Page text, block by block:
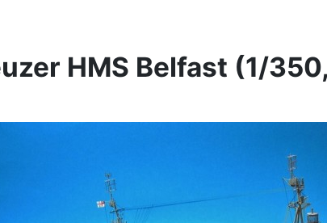
HMS Belfast (1/